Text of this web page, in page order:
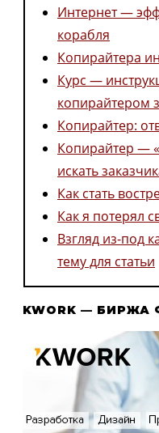
Интернет —
корабля
Копирайтера
Курс —
копирайтером
Копирайтер:
Копирайтер —
искать
Как стать
Как я потерял
Взгляд из-под
тему для статьи
KWORK —